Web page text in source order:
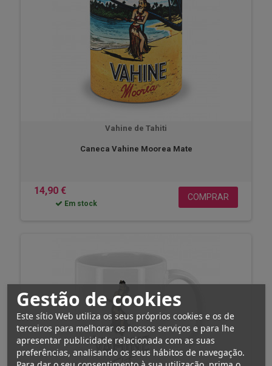
Gestão de cookies
Este sítio Web utiliza os seus próprios cookies e os de
terceiros para melhorar os nossos serviços e para lhe
apresentar publicidade relacionada com as suas
preferências, analisando os seus hábitos de navegação.
Vahine de Tahiti
Caneca Vahine Moorea Mate
14,90 €
Em stock
COMPRAR